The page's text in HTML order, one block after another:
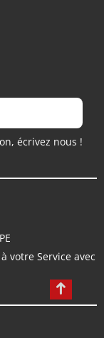
écrivez nous !
votre Service avec